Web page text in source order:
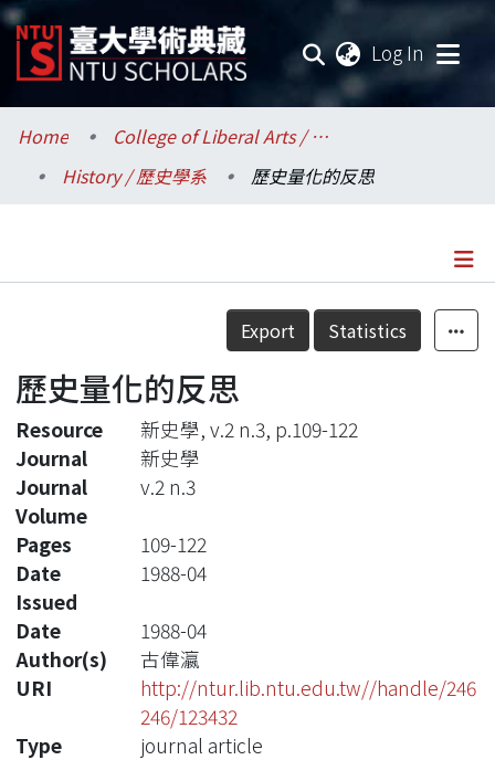
Log In
Communities & Collections
Research Outputs
Statistics
Home
College of Liberal Arts / 文學院
History / 歷史學系
歷史量化的反思
Details
Export Statistics
歷史量化的反思
Resource
新史學, v.2 n.3, p.109-122
Journal
新史學
Journal
Volume
v.2 n.3
Pages
109-122
Date
Issued
1988-04
Date
1988-04
Author(s)
古偉瀛
URI
http://ntur.lib.ntu.edu.tw//handle/246
246/123432
Type
journal article